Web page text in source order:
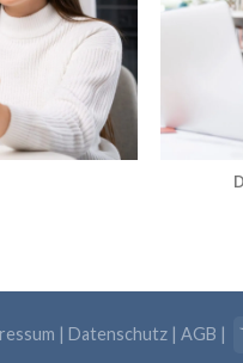
| Datenschutz | AGB |